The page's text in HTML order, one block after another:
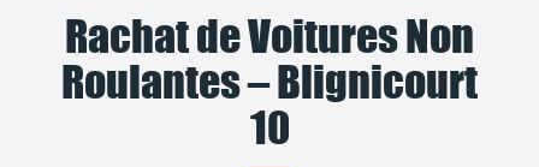
Rachat de Voitures Non
Roulantes – Blignicourt
10